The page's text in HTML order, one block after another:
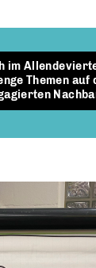
im
Themen auf